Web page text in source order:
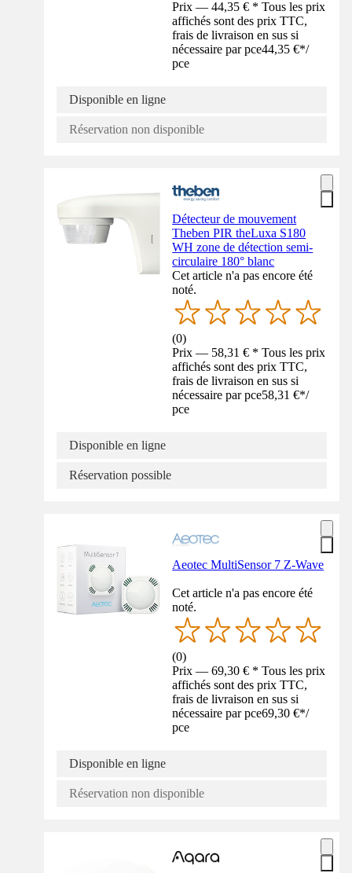
Prix — 44,35 € * Tous les prix
affichés sont des prix TTC,
frais de livraison en sus si
nécessaire par pce44,35 €*/
pce
Disponible en ligne
Réservation non disponible
Détecteur de mouvement
Theben PIR theLuxa S180
WH zone de détection semi-
circulaire 180° blanc
Cet article n'a pas encore été
noté.
(0)
Prix — 58,31 € * Tous les prix
affichés sont des prix TTC,
frais de livraison en sus si
nécessaire par pce58,31 €*/
pce
Disponible en ligne
Réservation possible
Aeotec MultiSensor 7 Z-Wave
Cet article n'a pas encore été
noté.
(0)
Prix — 69,30 € * Tous les prix
affichés sont des prix TTC,
frais de livraison en sus si
nécessaire par pce69,30 €*/
pce
Disponible en ligne
Réservation non disponible